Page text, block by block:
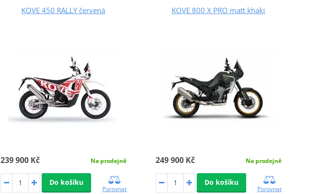
KOVE 450 RALLY červená
239 900 Kč Na prodejně
Do košíku
Porovnat
KOVE 800 X PRO matt khaki
249 900 Kč Na prodejně
Do košíku
Porovnat